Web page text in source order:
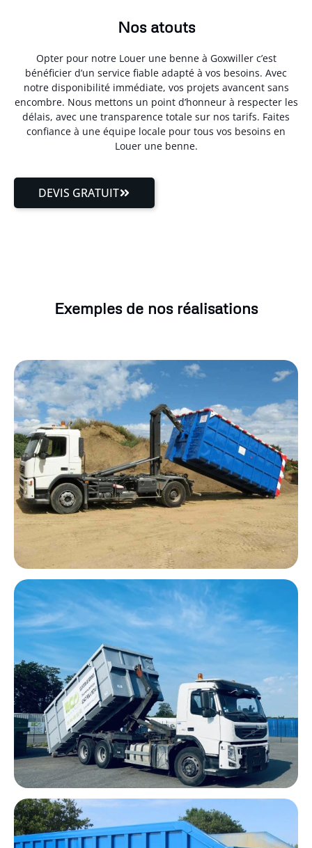
Nos atouts
Opter pour notre Louer une benne à Goxwiller c’est
bénéficier d’un service fiable adapté à vos besoins. Avec
notre disponibilité immédiate, vos projets avancent sans
encombre. Nous mettons un point d’honneur à respecter les
délais, avec une transparence totale sur nos tarifs. Faites
confiance à une équipe locale pour tous vos besoins en
Louer une benne.
DEVIS GRATUIT
Exemples de nos réalisations